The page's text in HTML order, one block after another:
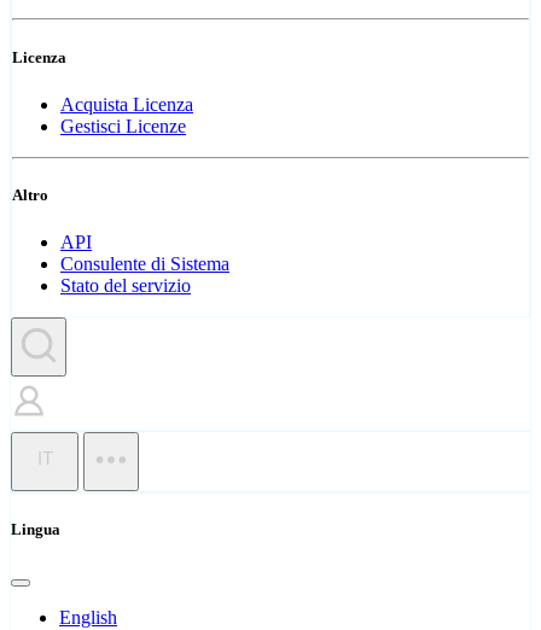
Licenza
Acquista Licenza
Gestisci Licenze
Altro
API
Consulente di Sistema
Stato del servizio
IT
Lingua
English